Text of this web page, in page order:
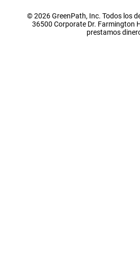
© 2026 GreenPath, Inc. Todos los
36500 Corporate Dr. Farmington
prestamos